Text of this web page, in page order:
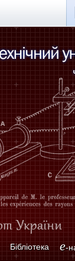
Бібліотека e-